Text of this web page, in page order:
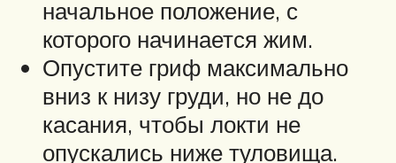
начальное положение, с
которого начинается жим.
Опустите гриф максимально
вниз к низу груди, но не до
касания, чтобы локти не
опускались ниже туловища.